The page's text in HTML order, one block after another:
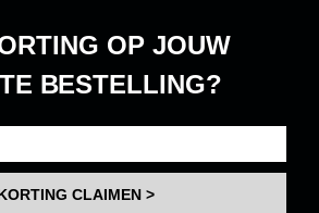
OP JOUW
BESTELLING?
CLAIMEN >